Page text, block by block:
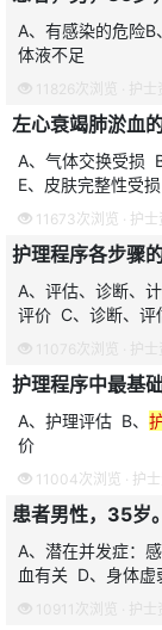
A、有感染的危险B
体液不足
11826次浏览 · 护士
左心衰竭肺淤血
A、气体交换受损
E、皮肤完整性受损
11673次浏览 · 护士
护理程序各步骤
A、评估、诊断、
评价 C、诊断、评
11076次浏览 · 护士
护理程序中最基
A、护理评估 B、
价
11004次浏览 · 护
患者男性，35岁
A、潜在并发症：
血有关 D、身体虚
10911次浏览 · 护士